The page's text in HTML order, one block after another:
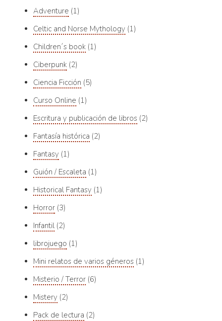
Adventure 1
Celtic and Norse Mythology 1
Children´s book 1
Ciberpunk 2
Ciencia Ficción 5
Curso Online 1
Escritura y publicación de libros 2
Fantasía histórica 2
Fantasy 1
Guión / Escaleta 1
Historical Fantasy 1
Horror 3
Infantil 2
librojuego 1
Mini relatos de varios géneros 1
Misterio / Terror 6
Mistery 2
Pack de lectura 2